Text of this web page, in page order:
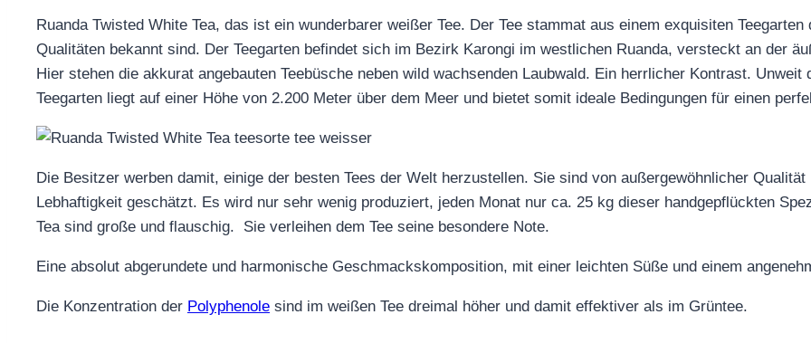
Ruanda Twisted White Tea, das ist ein wunderbarer weißer Tee. Der Tee stammat aus einem exquisiten
Qualitäten bekannt sind. Der Teegarten befindet sich im Bezirk Karongi im westlichen Ruanda, versteckt an der
Hier stehen die akkurat angebauten Teebüsche neben wild wachsenden Laubwald. Ein herrlicher Kontrast.
Teegarten liegt auf einer Höhe von 2.200 Meter über dem Meer und bietet somit ideale Bedingungen für einen
Die Besitzer werben damit, einige der besten Tees der Welt herzustellen. Sie sind von außergewöhnlicher
Lebhaftigkeit geschätzt. Es wird nur sehr wenig produziert, jeden Monat nur ca. 25 kg dieser handgepflückten
Tea sind große und flauschig. Sie verleihen dem Tee seine besondere Note.
Eine absolut abgerundete und harmonische Geschmackskomposition, mit einer leichten Süße und einem
Die Konzentration der Polyphenole sind im weißen Tee dreimal höher und damit effektiver als im Grüntee.